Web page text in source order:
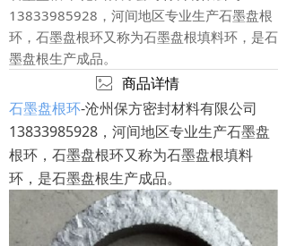
13833985928，河间地区专业生产石墨盘根
环，石墨盘根环又称为石墨盘根填料环，是石
墨盘根生产成品。
商品详情
石墨盘根环-沧州保方密封材料有限公司
13833985928，河间地区专业生产石墨盘
根环，石墨盘根环又称为石墨盘根填料
环，是石墨盘根生产成品。
ꂈ